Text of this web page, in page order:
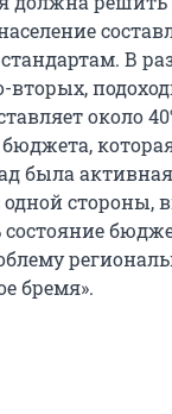
В
вторых,
около
была
стороны,
бремя».